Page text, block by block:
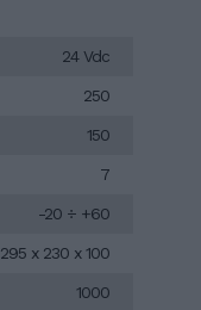
24 Vdc
250
150
7
-20 ÷ +60
295 x 230 x 100
1000